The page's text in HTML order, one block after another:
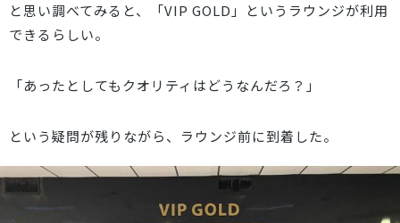
と思い調べてみると、「VIP GOLD」というラウンジが利用
できるらしい。
「あったとしてもクオリティはどうなんだろ？」
という疑問が残りながら、ラウンジ前に到着した。